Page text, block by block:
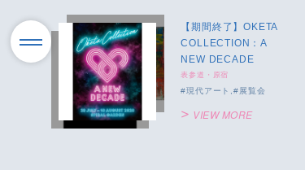
【期間終了】OKETA
COLLECTION：A
NEW DECADE
表参道・原宿
現代アート 展覧会
VIEW MORE